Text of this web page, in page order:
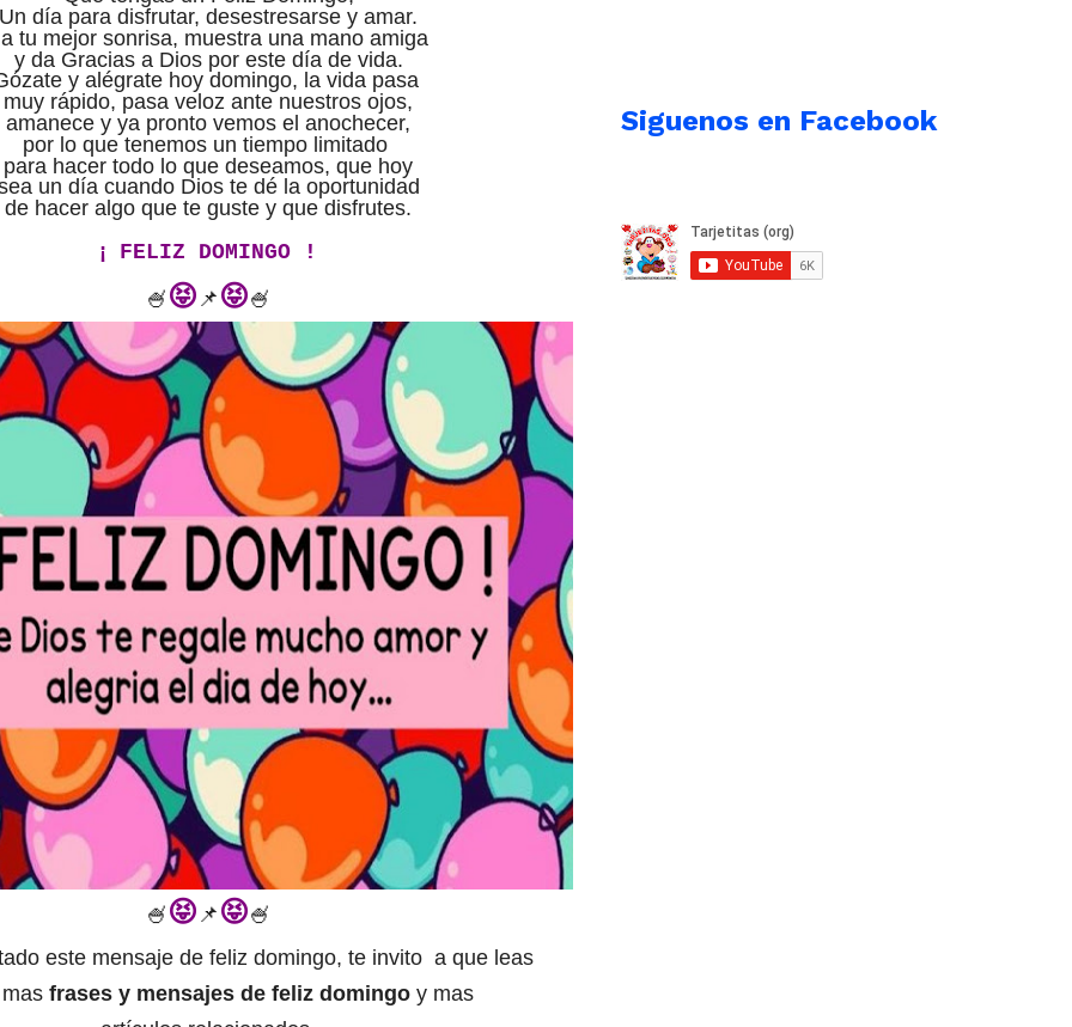
Un día para disfrutar, desestresarse y amar.
tu mejor sonrisa, muestra una mano amiga
y da Gracias a Dios por este día de vida.
y alégrate hoy domingo, la vida pasa
muy rápido, pasa veloz ante nuestros ojos,
amanece y ya pronto vemos el anochecer,
por lo que tenemos un tiempo limitado
para hacer todo lo que deseamos, que hoy
un día cuando Dios te dé la oportunidad
de hacer algo que te guste y que disfrutes.
¡ FELIZ DOMINGO !
🍧 😝 📌 😝🍧
🍧 😝 📌 😝🍧
este mensaje de feliz domingo, te invito a que leas
mas frases y mensajes de feliz domingo y mas
Siguenos en Facebook